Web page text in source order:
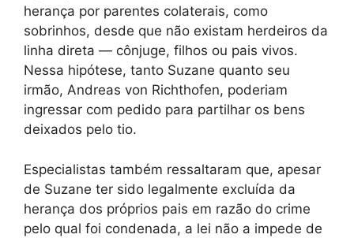
herança por parentes colaterais, como
sobrinhos, desde que não existam herdeiros da
linha direta — cônjuge, filhos ou pais vivos.
Nessa hipótese, tanto Suzane quanto seu
irmão, Andreas von Richthofen, poderiam
ingressar com pedido para partilhar os bens
deixados pelo tio.
Especialistas também ressaltaram que, apesar
de Suzane ter sido legalmente excluída da
herança dos próprios pais em razão do crime
pelo qual foi condenada, a lei não a impede de